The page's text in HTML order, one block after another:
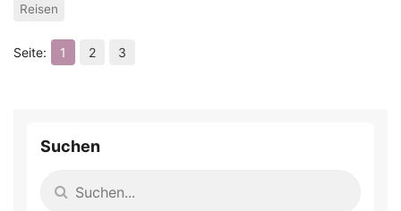
Reisen
1 2 3
Suchen